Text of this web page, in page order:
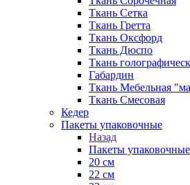
Ткань Сетка
Ткань Гретта
Ткань Оксфорд
Ткань Дюспо
Ткань
Габардин
Ткань Мебельная
Ткань Смесовая
Кедер
Пакеты упаковочные
Назад
Пакеты упаковочные
20 см
22 см